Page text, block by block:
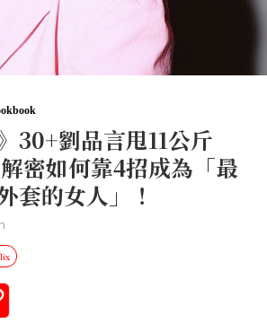
30+劉品言甩11公斤
密如何靠4招成為「最
套的女人」！